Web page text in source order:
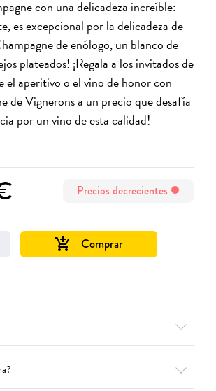
con una delicadeza increíble:
es excepcional por la delicadeza de
de enólogo, un blanco de
plateados! ¡Regala a los invitados de
el aperitivo o el vino de honor con
de Vignerons a un precio que desafía
por un vino de esta calidad!
Precios decrecientes info
add_shopping_cart Comprar